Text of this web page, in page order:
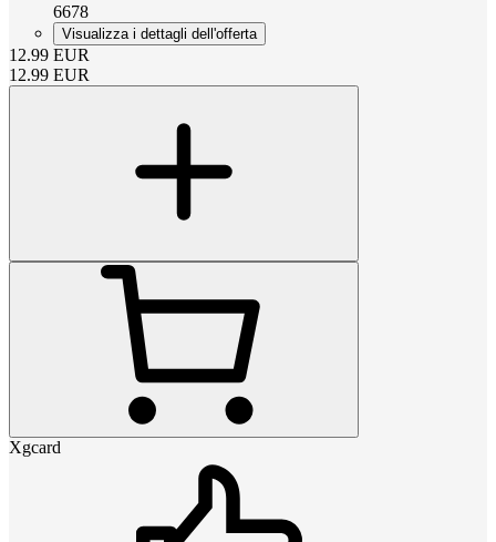
6678
Visualizza i dettagli dell'offerta
12.99 EUR
12.99 EUR
Xgcard